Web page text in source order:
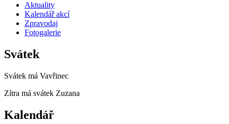
Aktuality
Kalendář akcí
Zpravodaj
Fotogalerie
Svátek
Svátek má Vavřinec
Zítra má svátek Zuzana
Kalendář